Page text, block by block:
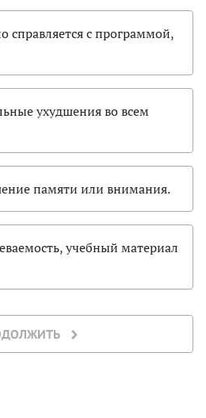
справляется с программой,
ухудшения во всем
памяти или внимания.
учебный материал